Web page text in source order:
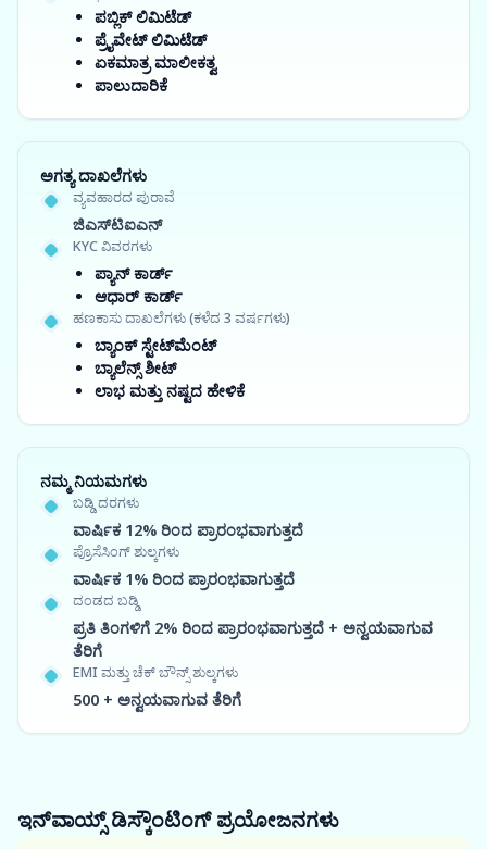
ಪಬ್ಲಿಕ್ ಲಿಮಿಟೆಡ್
ಪ್ರೈವೇಟ್ ಲಿಮಿಟೆಡ್
ಏಕಮಾತ್ರ ಮಾಲೀಕತ್ವ
ಪಾಲುದಾರಿಕೆ
ಅಗತ್ಯ ದಾಖಲೆಗಳು
ವ್ಯವಹಾರದ ಪುರಾವೆ
ಜಿಎಸ್‍ಟಿಐಎನ್
KYC ವಿವರಗಳು
ಪ್ಯಾನ್ ಕಾರ್ಡ್
ಆಧಾರ್ ಕಾರ್ಡ್
ಹಣಕಾಸು ದಾಖಲೆಗಳು (ಕಳೆದ 3 ವರ್ಷಗಳು)
ಬ್ಯಾಂಕ್ ಸ್ಟೇಟ್‌ಮೆಂಟ್
ಬ್ಯಾಲೆನ್ಸ್ ಶೀಟ್
ಲಾಭ ಮತ್ತು ನಷ್ಟದ ಹೇಳಿಕೆ
ನಮ್ಮ ನಿಯಮಗಳು
ಬಡ್ಡಿ ದರಗಳು
ವಾರ್ಷಿಕ 12% ರಿಂದ ಪ್ರಾರಂಭವಾಗುತ್ತದೆ
ಪ್ರೊಸೆಸಿಂಗ್ ಶುಲ್ಕಗಳು
ವಾರ್ಷಿಕ 1% ರಿಂದ ಪ್ರಾರಂಭವಾಗುತ್ತದೆ
ದಂಡದ ಬಡ್ಡಿ
ಪ್ರತಿ ತಿಂಗಳಿಗೆ 2% ರಿಂದ ಪ್ರಾರಂಭವಾಗುತ್ತದೆ + ಅನ್ವಯವಾಗುವ
ತೆರಿಗೆ
EMI ಮತ್ತು ಚೆಕ್ ಬೌನ್ಸ್ ಶುಲ್ಕಗಳು
500 + ಅನ್ವಯವಾಗುವ ತೆರಿಗೆ
ಇನ್‌ವಾಯ್ಸ್ ಡಿಸ್ಕೌಂಟಿಂಗ್ಪ್ರಯೋಜನಗಳು